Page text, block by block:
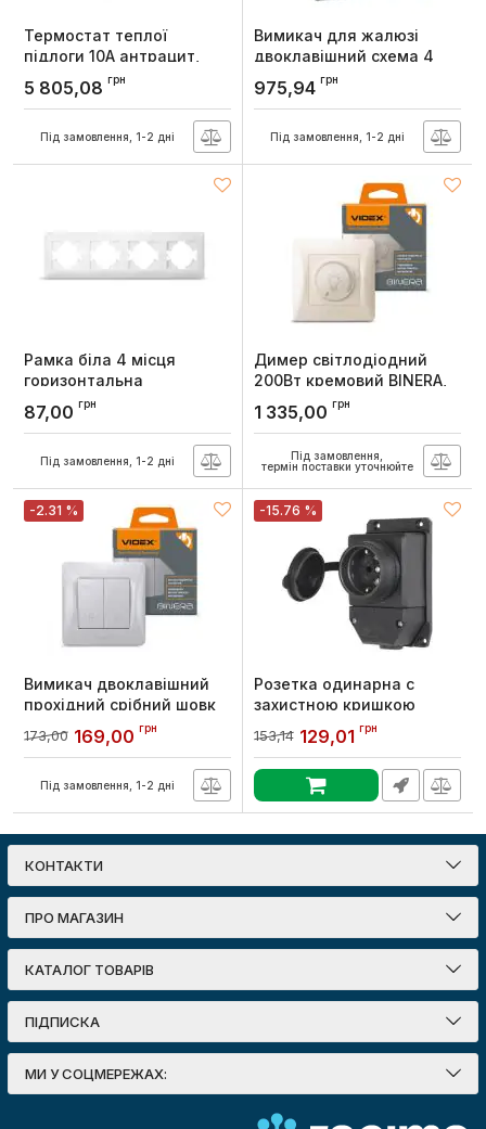
Термостат теплої
підлоги 10А антрацит,
Unica New, Schneider
Electric
5 805,08 грн
Під замовлення, 1-2 дні
Вимикач для жалюзі
двоклавішний схема 4
6А, 2 модулі антрацит,
"Unica New", Schneider
Артикул:NU320854
975,94 грн
Під замовлення, 1-2 дні
Рамка біла 4 місця
горизонтальна
STANDARD, TITANUM
Артикул:
87,00 грн
Під замовлення, 1-2 дні
Димер світлодіодний
200Вт кремовий BINERA,
Артикул:
1 335,00 грн
Під замовлення,
термін поставки уточнюйте
-2.31 %
Вимикач двоклавішний
прохідний срібний шовк
VF-BNSW2P-SS
173,00 169,00 грн
Під замовлення, 1-2 дні
-15.76 %
Розетка одинарна с
захистною кришкою
e.socket.rubber.029.1.16, з
з/к, 16А, E.NEXT
s9100025
153,14 129,01 грн
КОНТАКТИ
ПРО МАГАЗИН
КАТАЛОГ ТОВАРІВ
ПІДПИСКА
МИ У СОЦМЕРЕЖАХ: